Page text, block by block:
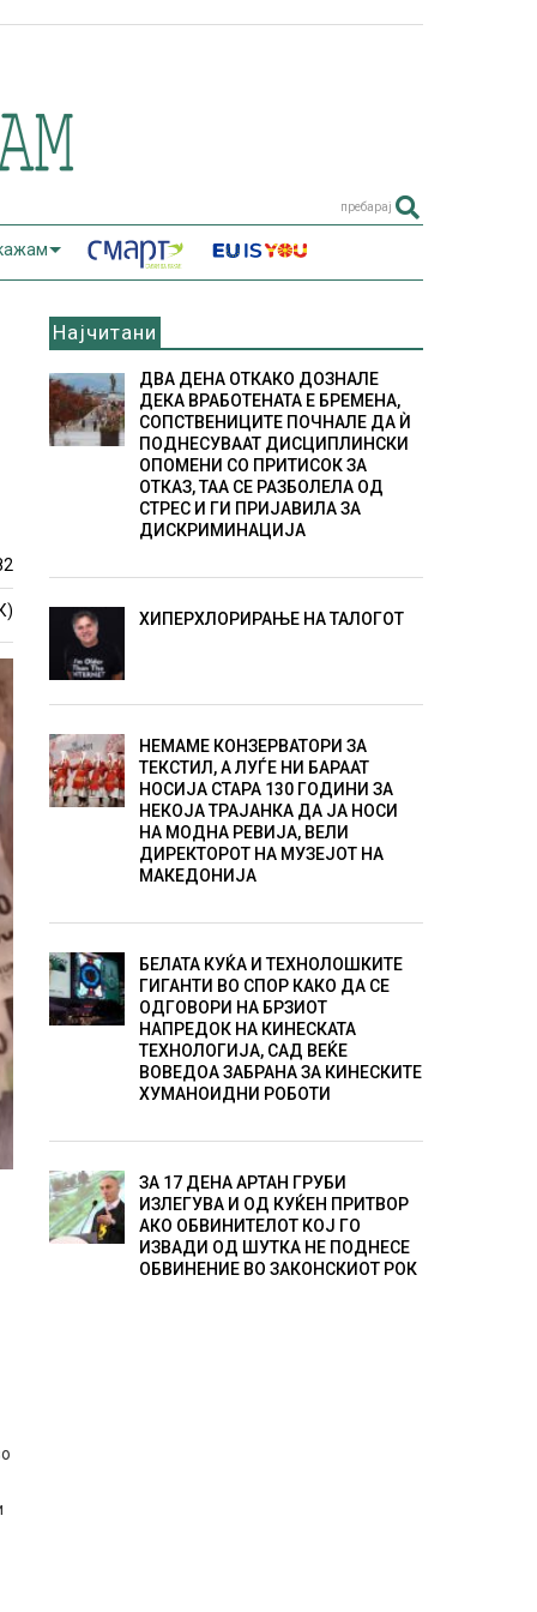
пребарај
Најчитани
ДВА ДЕНА ОТКАКО ДОЗНАЛЕ
ДЕКА ВРАБОТЕНАТА Е БРЕМЕНА,
СОПСТВЕНИЦИТЕ ПОЧНАЛЕ ДА Ѝ
ПОДНЕСУВААТ ДИСЦИПЛИНСКИ
ОПОМЕНИ СО ПРИТИСОК ЗА
ОТКАЗ, ТАА СЕ РАЗБОЛЕЛА ОД
СТРЕС И ГИ ПРИЈАВИЛА ЗА
ДИСКРИМИНАЦИЈА
ХИПЕРХЛОРИРАЊЕ НА ТАЛОГОТ
НЕМАМЕ КОНЗЕРВАТОРИ ЗА
ТЕКСТИЛ, А ЛУЃЕ НИ БАРААТ
НОСИЈА СТАРА 130 ГОДИНИ ЗА
НЕКОЈА ТРАЈАНКА ДА ЈА НОСИ
НА МОДНА РЕВИЈА, ВЕЛИ
ДИРЕКТОРОТ НА МУЗЕЈОТ НА
МАКЕДОНИЈА
БЕЛАТА КУЌА И ТЕХНОЛОШКИТЕ
ГИГАНТИ ВО СПОР КАКО ДА СЕ
ОДГОВОРИ НА БРЗИОТ
НАПРЕДОК НА КИНЕСКАТА
ТЕХНОЛОГИЈА, САД ВЕЌЕ
ВОВЕДОА ЗАБРАНА ЗА КИНЕСКИТЕ
ХУМАНОИДНИ РОБОТИ
ЗА 17 ДЕНА АРТАН ГРУБИ
ИЗЛЕГУВА И ОД КУЌЕН ПРИТВОР
АКО ОБВИНИТЕЛОТ КОЈ ГО
ИЗВАДИ ОД ШУТКА НЕ ПОДНЕСЕ
ОБВИНЕНИЕ ВО ЗАКОНСКИОТ РОК